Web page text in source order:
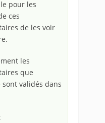
pour les
ces
de les voir
les
que
sont validés dans